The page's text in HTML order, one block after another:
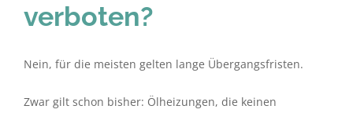
verboten?
Nein, für die meisten gelten lange Übergangsfristen.
Zwar gilt schon bisher: Ölheizungen, die keinen